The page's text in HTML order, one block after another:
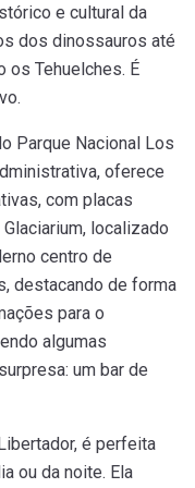
e cultural da
dos dinossauros até
os Tehuelches. É
Parque Nacional Los
oferece
com placas
localizado
centro de
destacando de forma
para o
algumas
um bar de
é perfeita
ou da noite. Ela